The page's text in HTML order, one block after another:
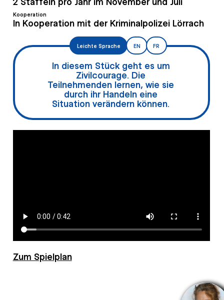
Kooperation
In Kooperation mit der Kriminalpolizei Lörrach
Leichte Sprache EN FR
In diesem Stück geht es um
Zivilcourage. Die
Teilnehmenden lernen, wie sie
durch ihr Handeln eine
Situation verändern können.
Zum Spielplan